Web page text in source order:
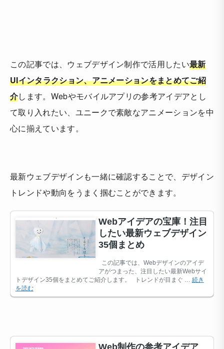
この記事では、ウェブデザイン制作で活用したい最新
UIインタラクション、アニメーションをまとめてご紹
介します。Webやモバイルアプリの参考アイデアとし
て取り入れたい、ユニークで素敵なアニメーションを中
心に揃えています。
最新ウェブデザインも一緒に確認することで、デザイン
トレンドや動向をうまく掴むことができます。